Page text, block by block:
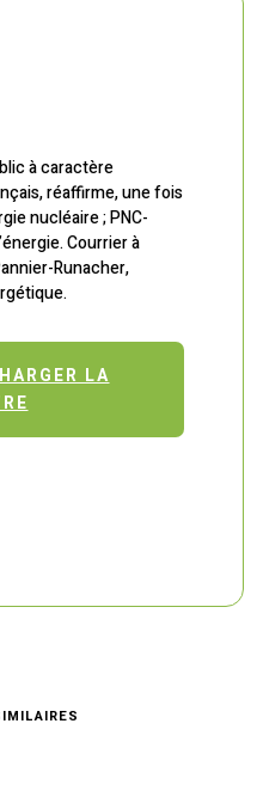
à caractère
réaffirme, une fois
nucléaire ; PNC-
Courrier à
Runacher,
LA